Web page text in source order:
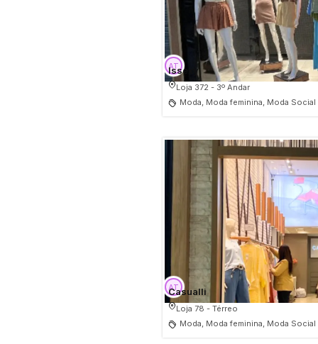
Issexy
Loja 372 - 3º Andar
Moda, Moda feminina, Moda Social
Casualli
Loja 78 - Térreo
Moda, Moda feminina, Moda Social